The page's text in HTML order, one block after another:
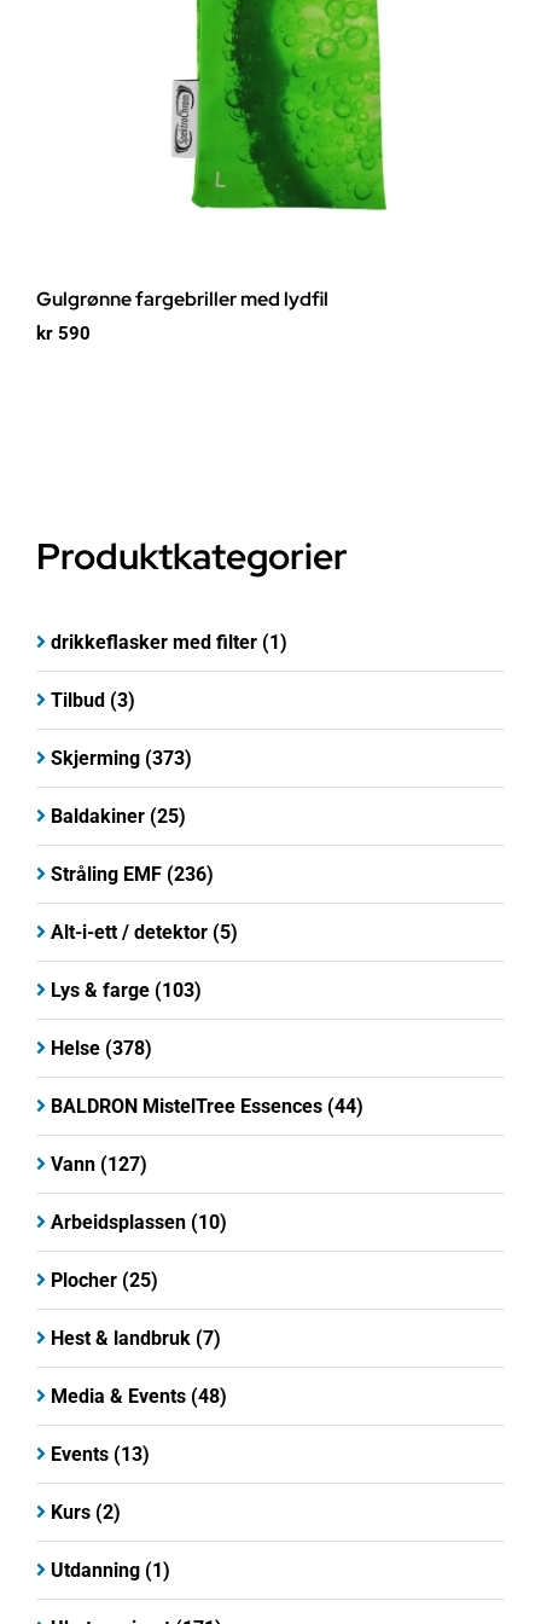
Gulgrønne fargebriller med lydfil
kr 590
Produktkategorier
drikkeflasker med filter (1)
Tilbud (3)
Skjerming (373)
Baldakiner (25)
Stråling EMF (236)
Alt-i-ett / detektor (5)
Lys & farge (103)
Helse (378)
BALDRON MistelTree Essences (44)
Vann (127)
Arbeidsplassen (10)
Plocher (25)
Hest & landbruk (7)
Media & Events (48)
Events (13)
Kurs (2)
Utdanning (1)